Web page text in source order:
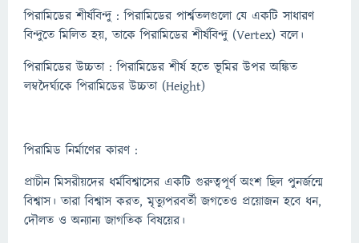
পিরামিডের শীর্ষবিন্দু : পিরামিডের পার্শ্বতলগুলো যে একটি সাধারণ
বিন্দুতে মিলিত হয়, তাকে পিরামিডের শীর্ষবিন্দু (Vertex) বলে।
পিরামিডের উচ্চতা : পিরামিডের শীর্ষ হতে ভূমির উপর অঙ্কিত
লম্বদৈর্ঘ্যকে পিরামিডের উচ্চতা (Height)
পিরামিড নির্মাণের কারণ :
প্রাচীন মিসরীয়দের ধর্মবিশ্বাসের একটি গুরুত্বপূর্ণ অংশ ছিল পুনর্জন্মে
বিশ্বাস। তারা বিশ্বাস করত, মৃত্যুপরবর্তী জগতেও প্রয়োজন হবে ধন,
দৌলত ও অন্যান্য জাগতিক বিষয়ের।